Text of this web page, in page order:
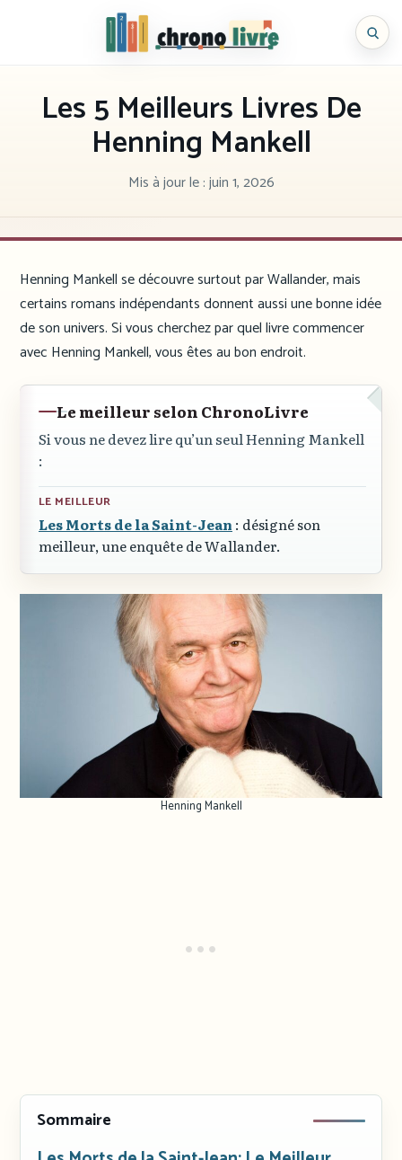
Chronolivre
Les 5 Meilleurs Livres De
Henning Mankell
Mis à jour le :juin 1, 2026
Henning Mankell se découvre surtout par Wallander, mais
certains romans indépendants donnent aussi une bonne idée
de son univers. Si vous cherchez par quel livre commencer
avec Henning Mankell, vous êtes au bon endroit.
Le meilleur selon ChronoLivre
Si vous ne devez lire qu’un seul Henning Mankell
:
LE MEILLEUR
Les Morts de la Saint-Jean : désigné son
meilleur, une enquête de Wallander.
Henning Mankell
Sommaire